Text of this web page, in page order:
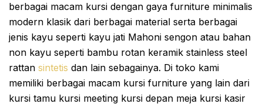
berbagai macam kursi dengan gaya furniture minimalis
modern klasik dari berbagai material serta berbagai
jenis kayu seperti kayu jati Mahoni sengon atau bahan
non kayu seperti bambu rotan keramik stainless steel
rattan sintetis dan lain sebagainya. Di toko kami
memiliki berbagai macam kursi furniture yang lain dari
kursi tamu kursi meeting kursi depan meja kursi kasir